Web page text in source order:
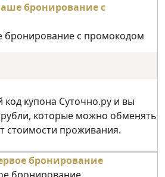
бронирование с промокодом
купона Суточно.ру и вы
которые можно обменять
стоимости проживания.